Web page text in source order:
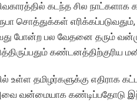
கடந்த சில
சொத்துக்கள்
போன்ற பல வேதனை தரும்
கண்டனத்திற்குரிய
உள்ள தமிழர்களுக்கு எதிராக
வன்மையாக கண்டிப்பதோடு